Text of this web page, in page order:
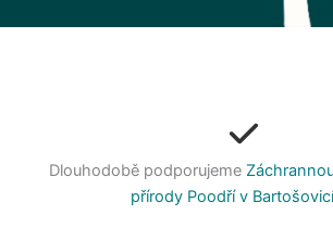
Dlouhodobě podporujeme
přírody Poodří v